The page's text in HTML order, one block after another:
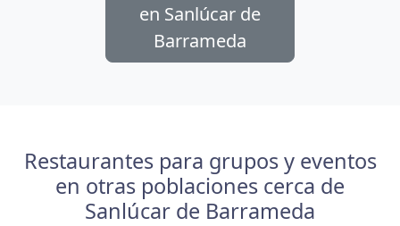
en Sanlúcar de
Barrameda
Restaurantes para grupos y eventos
en otras poblaciones cerca de
Sanlúcar de Barrameda